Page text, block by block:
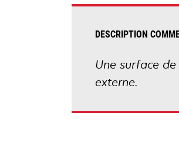
DESCRIPTION
Une surface
externe.